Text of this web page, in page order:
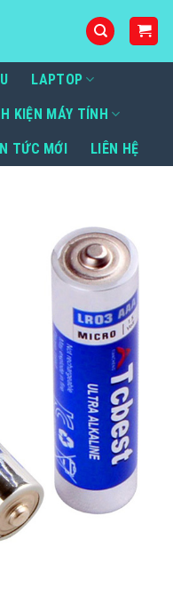
LAPTOP
KIỆN MÁY TÍNH
TỨC MỚI LIÊN HỆ